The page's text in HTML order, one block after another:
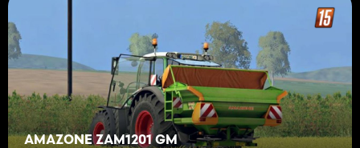
AMAZONE ZAM1201 GM